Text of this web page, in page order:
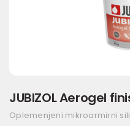
JUBIZOL Aerogel
Oplemenjeni mikroarmirni